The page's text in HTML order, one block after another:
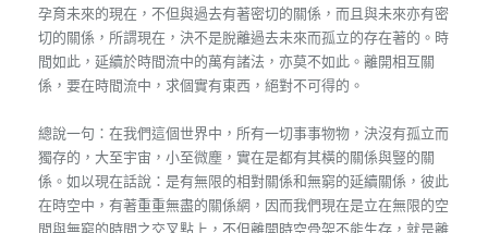
孕育未來的現在，不但與過去有著密切的關係，而且與未來亦有密
切的關係，所謂現在，決不是脫離過去未來而孤立的存在著的。時
間如此，延續於時間流中的萬有諸法，亦莫不如此。離開相互關
係，要在時間流中，求個實有東西，絕對不可得的。
總說一句：在我們這個世界中，所有一切事事物物，決沒有孤立而
獨存的，大至宇宙，小至微塵，實在是都有其橫的關係與豎的關
係。如以現在話說：是有無限的相對關係和無窮的延續關係，彼此
在時空中，有著重重無盡的關係網，因而我們現在是立在無限的空
間與無窮的時間之交叉點上，不但離開時空骨架不能生存，就是離